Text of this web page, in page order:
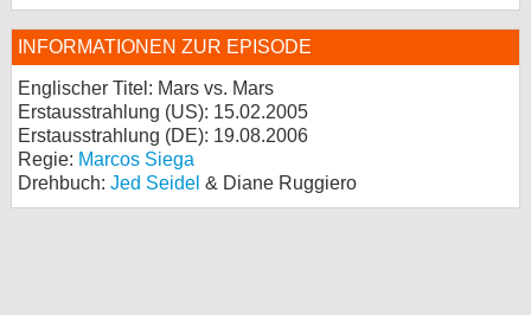
INFORMATIONEN ZUR EPISODE
Englischer Titel: Mars vs. Mars
Erstausstrahlung (US): 15.02.2005
Erstausstrahlung (DE): 19.08.2006
Regie: Marcos Siega
Drehbuch: Jed Seidel & Diane Ruggiero